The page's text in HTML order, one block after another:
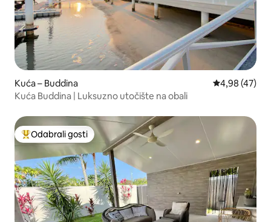
Kuća – Buddina Prosječna
4,98 (47)
Kuća Buddina | Luksuzno utočište na obali
Među najviše rangiranima s oznakom „Odabrali gosti”
Odabrali gosti